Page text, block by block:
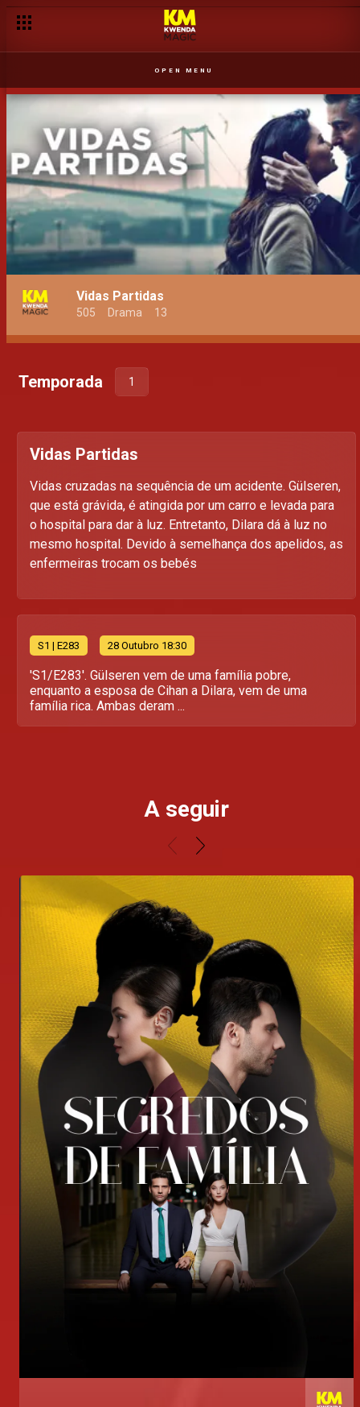
OPEN MENU
Vidas Partidas
505 Drama 13
Temporada 1
Vidas Partidas
Vidas cruzadas na sequência de um acidente. Gülseren,
que está grávida, é atingida por um carro e levada para
o hospital para dar à luz. Entretanto, Dilara dá à luz no
mesmo hospital. Devido à semelhança dos apelidos, as
enfermeiras trocam os bebés
S1 | E283 28 Outubro 18:30
'S1/E283'. Gülseren vem de uma família pobre,
enquanto a esposa de Cihan a Dilara, vem de uma
família rica. Ambas deram ...
A seguir